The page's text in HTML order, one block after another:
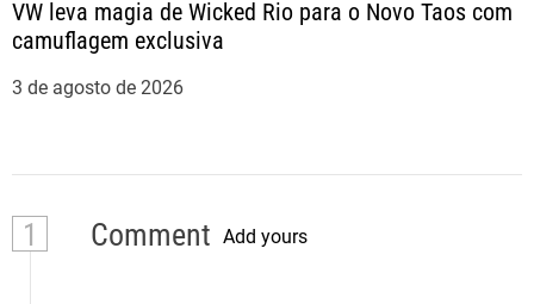
VW leva magia de Wicked Rio para o Novo Taos com
camuflagem exclusiva
3 de agosto de 2026
1 Comment Add yours